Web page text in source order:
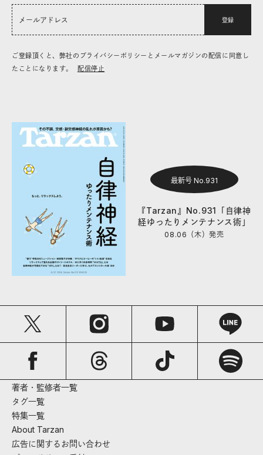
登録
ご登録頂くと、弊社のプライバシーポリシーとメールマガジンの配信に同意し
たことになります。
配信停止
最新号 No.931
『Tarzan』No.931「自律神
経ゆったりメンテナンス術」
08.06（木）発売
著者・監修者一覧
タグ一覧
特集一覧
About Tarzan
広告に関するお問い合わせ